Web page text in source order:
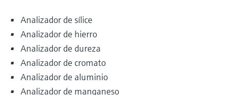
Analizador de sílice
Analizador de hierro
Analizador de dureza
Analizador de cromato
Analizador de aluminio
Analizador de manganeso